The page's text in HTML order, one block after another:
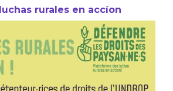
rurales en accíon